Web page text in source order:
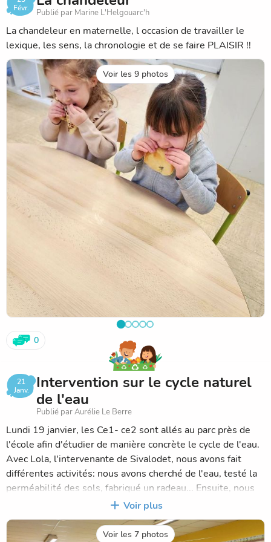
Févr.
Publié par Marine L'Helgouarc'h
La chandeleur en maternelle, l occasion de travailler le
lexique, les sens, la chronologie et de se faire PLAISIR !!
Voir les 9 photos
0
21
Janv.
Intervention sur le cycle naturel
de l'eau
Publié par Aurélie Le Berre
Lundi 19 janvier, les Ce1- ce2 sont allés au parc près de
l'école afin d'étudier de manière concrète le cycle de l'eau.
Avec Lola, l'intervenante de Sivalodet, nous avons fait
différentes activités: nous avons cherché de l'eau, testé la
perméabilité des sols, fabriqué un radeau... Ensuite, nous
avons fait un bilan en classe en dessinant le cycle de l'eau.
Voir plus
Voir les 7 photos